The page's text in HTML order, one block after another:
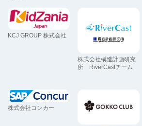
KCJ GROUP 株式会社
株式会社構造計画研究
所 RiverCastチーム
株式会社コンカー